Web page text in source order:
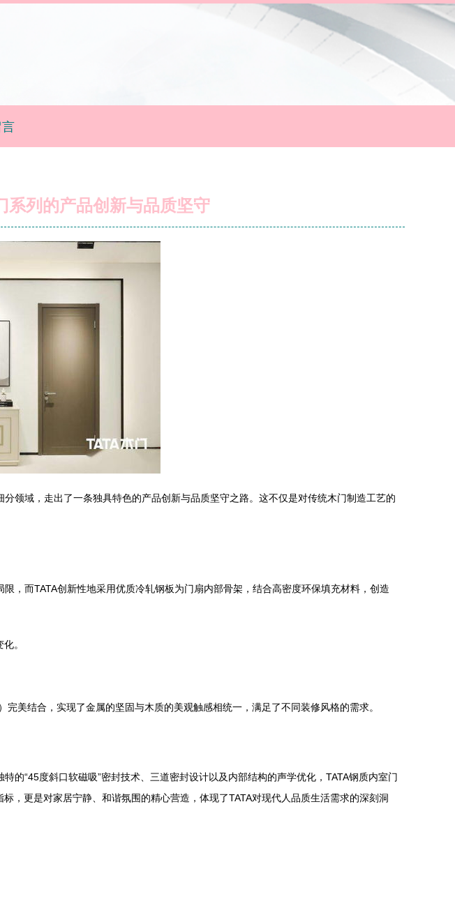
系列的产品创新与品质坚守
领域，走出了一条独具特色的产品创新与品质坚守之路。这不仅是对传统木门制造工艺的
，而TATA创新性地采用优质冷轧钢板为门扇内部骨架，结合高密度环保填充材料，创造
。
美结合，实现了金属的坚固与木质的美观触感相统一，满足了不同装修风格的需求。
的“45度斜口软磁吸”密封技术、三道密封设计以及内部结构的声学优化，TATA钢质内室门
，更是对家居宁静、和谐氛围的精心营造，体现了TATA对现代人品质生活需求的深刻洞